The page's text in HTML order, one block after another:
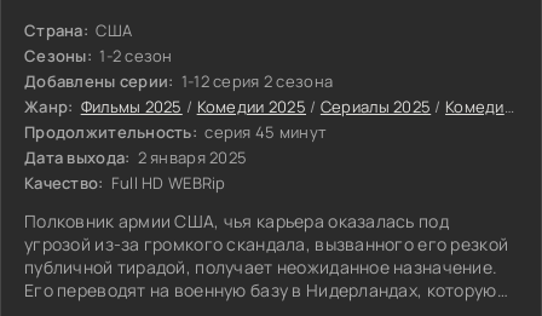
Страна: США
Сезоны: 1-2 сезон
Добавлены серии: 1-12 серия 2 сезона
Жанр: Фильмы 2025 / Комедии 2025 / Сериалы 2025 / Комедийные сериалы
Продолжительность: серия 45 минут
Дата выхода: 2 января 2025
Качество: Full HD WEBRip
Полковник армии США, чья карьера оказалась под
угрозой из-за громкого скандала, вызванного его резкой
публичной тирадой, получает неожиданное назначение.
Его переводят на военную базу в Нидерландах, которую